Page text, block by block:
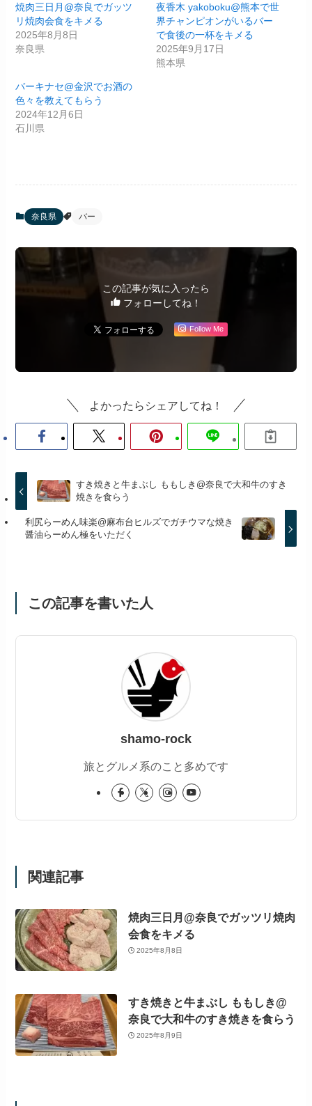
焼肉三日月@奈良でガッツ
リ焼肉会食をキメる
2025年8月8日
奈良県
夜香木 yakoboku@熊本で世
界チャンピオンがいるバー
で食後の一杯をキメる
2025年9月17日
熊本県
バーキナセ@金沢でお酒の
色々を教えてもらう
2024年12月6日
石川県
奈良県 バー
この記事が気に入ったら
フォローしてね！
Follow Me
よかったらシェアしてね！
すき焼きと牛まぶし ももしき@奈良で大和牛のすき
焼きを食らう
利尻らーめん味楽@麻布台ヒルズでガチウマな焼き
醤油らーめん極をいただく
この記事を書いた人
shamo-rock
旅とグルメ系のこと多めです
関連記事
焼肉三日月@奈良でガッツリ焼肉
会食をキメる
2025年8月8日
すき焼きと牛まぶし ももしき@
奈良で大和牛のすき焼きを食らう
2025年8月9日